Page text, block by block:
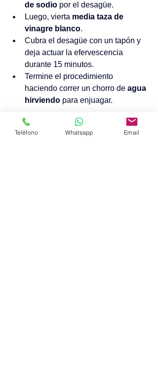
de sodio por el desagüe.
Luego, vierta media taza de
vinagre blanco.
Cubra el desagüe con un tapón y
deja actuar la efervescencia
durante 15 minutos.
Termine el procedimiento
haciendo correr un chorro de agua
hirviendo para enjuagar.
En BINAMU® contamos con
equipos profesionales los cuales
Teléfono Whatsapp Email